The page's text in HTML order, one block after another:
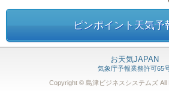
ピンポイント天気予
お天気JAPAN
気象庁予報業務許可65
Copyright © 島津ビジネスシステムズ All